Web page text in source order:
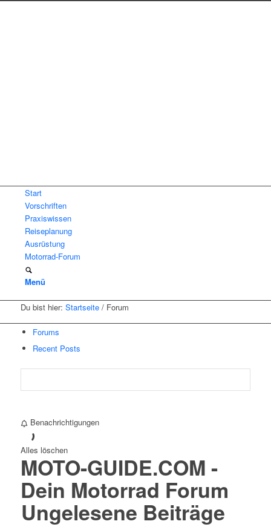
Start
Vorschriften
Praxiswissen
Reiseplanung
Ausrüstung
Motorrad-Forum
Menü
Du bist hier: Startseite / Forum
Forums
Recent Posts
Benachrichtigungen
Alles löschen
MOTO-GUIDE.COM -
Dein Motorrad Forum
Ungelesene Beiträge